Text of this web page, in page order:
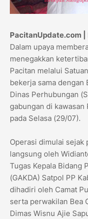
PacitanUpdate.com |
Dalam upaya
menegakkan
Pacitan melalui
bekerja sama dengan
Dinas Perhubungan
gabungan di kawasan
pada Selasa (29/07).
Operasi dimulai sejak
langsung oleh
Tugas Kepala Bidang
(GAKDA) Satpol PP
dihadiri oleh Camat
serta perwakilan Bea
Dimas Wisnu Ajie